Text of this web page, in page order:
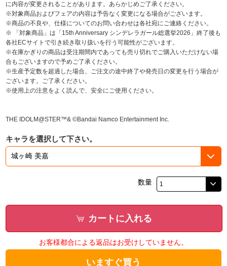
に内容が変更されることがあります。あらかじめご了承ください。
※対象商品およびフェアの内容は予告なく変更になる場合がございます。
※商品の不良や、仕様についてのお問い合わせは各社宛にご連絡ください。
※ 「対象商品」は「15th Anniversary シンデレラガール総選挙2026」終了後も
各社ECサイトで引き続き取り扱いを行う可能性がございます。
※在庫かぎりの商品は受注期間内であっても売り切れでご購入いただけない場
合もございますので予めご了承ください。
※生産予定数を超過した場合、ご注文の途中終了や発売日の変更を行う場合が
ございます。ご了承ください。
※使用上の注意をよく読んで、安全にご使用ください。
THE IDOLM@STER™& ©Bandai Namco Entertainment Inc.
キャラを選択して下さい。
数量
カートに入れる
お客様都合による返品はお受けしていません。
いますぐ買う